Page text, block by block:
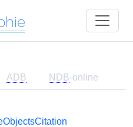
ADB NDB-online
ObjectsCitation